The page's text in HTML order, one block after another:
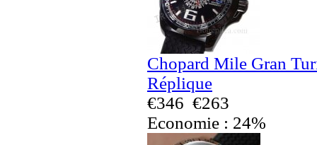
Chopard Mile Gran
Réplique
€346 €263
Economie : 24%